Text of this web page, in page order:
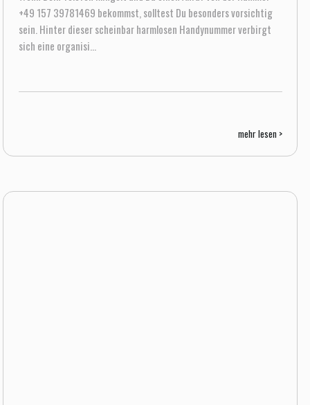
+49 157 39781469 bekommst, solltest Du besonders vorsichtig
sein. Hinter dieser scheinbar harmlosen Handynummer verbirgt
sich eine organisi...
mehr lesen >